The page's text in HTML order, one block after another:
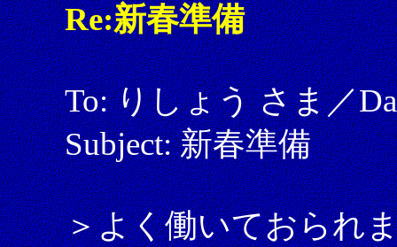
Re:新春準備
To: りしょう さま／
Subject: 新春準備
＞よく働いておられ